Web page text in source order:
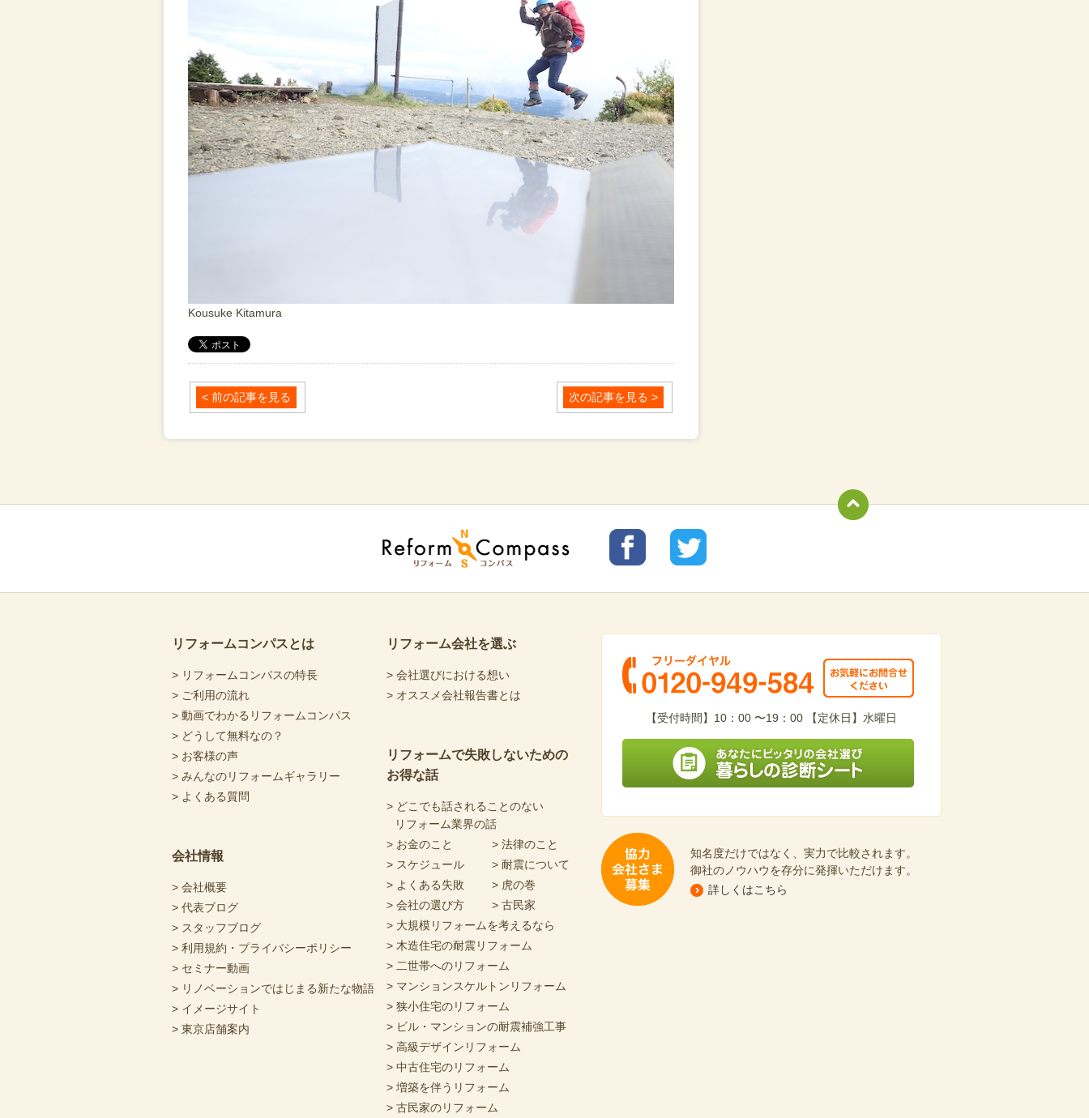
Kousuke Kitamura
< 前の記事を見る 次の記事を見る >
ス
ームコ
ームコ
リフォームコンパスとは
> リフォームコンパスの特長
> ご利用の流れ
> 動画でわかるリフォームコンパス
> どうして無料なの？
> お客様の声
> みんなのリフォームギャラリー
> よくある質問
会社情報
> 会社概要
> 代表ブログ
> スタッフブログ
> 利用規約・プライバシーポリシー
> セミナー動画
> リノベーションではじまる新たな物語
> イメージサイト
> 東京店舗案内
リフォーム会社を選ぶ
> 会社選びにおける想い
> オススメ会社報告書とは
リフォームで失敗しないための
お得な話
> どこでも話されることのない
リフォーム業界の話
> お金のこと
> 法律のこと
> スケジュール
> 耐震について
> よくある失敗
> 虎の巻
> 会社の選び方
> 古民家
> 大規模リフォームを考えるなら
> 木造住宅の耐震リフォーム
> 二世帯へのリフォーム
> マンションスケルトンリフォーム
> 狭小住宅のリフォーム
> ビル・マンションの耐震補強工事
> 高級デザインリフォーム
> 中古住宅のリフォーム
> 増築を伴うリフォーム
> 古民家のリフォーム
【受付時間】10：00 〜19：00 【定休日】水曜日
知名度だけではなく、実力で比較されます。
御社のノウハウを存分に発揮いただけます。
詳しくはこちら